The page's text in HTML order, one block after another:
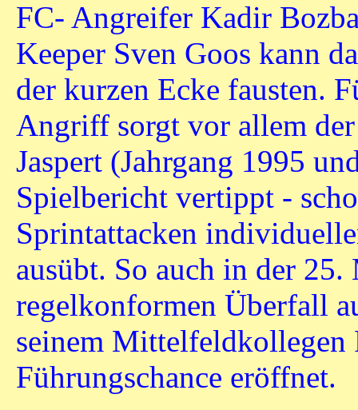
FC- Angreifer Kadir
Keeper Sven Goos kann
der kurzen Ecke fausten.
Angriff sorgt vor allem
Jaspert (Jahrgang 1995
Spielbericht vertippt -
Sprintattacken
ausübt. So auch in der
regelkonformen Überfall
seinem Mittelfeldkollegen
Führungschance eröffnet.